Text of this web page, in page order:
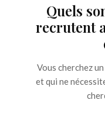
Quels
recrutent
Vous cherchez
et qui ne